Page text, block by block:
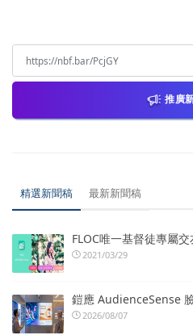
推廣
精選新聞稿 最新新聞稿
FLOC唯一基督徒專屬
2021/03/29
鎧應 AudienceSense
2026/08/07